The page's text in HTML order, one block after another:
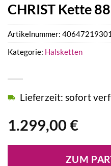
CHRIST Kette
1.299,00 €
Lieferzeit: sofort
ZUM
Artikelnummer:
Kategorie: Halsketten